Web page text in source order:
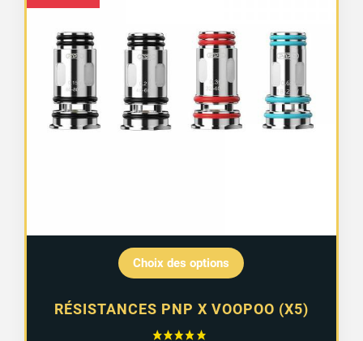
Choix des options
RÉSISTANCES PNP X VOOPOO (X5)